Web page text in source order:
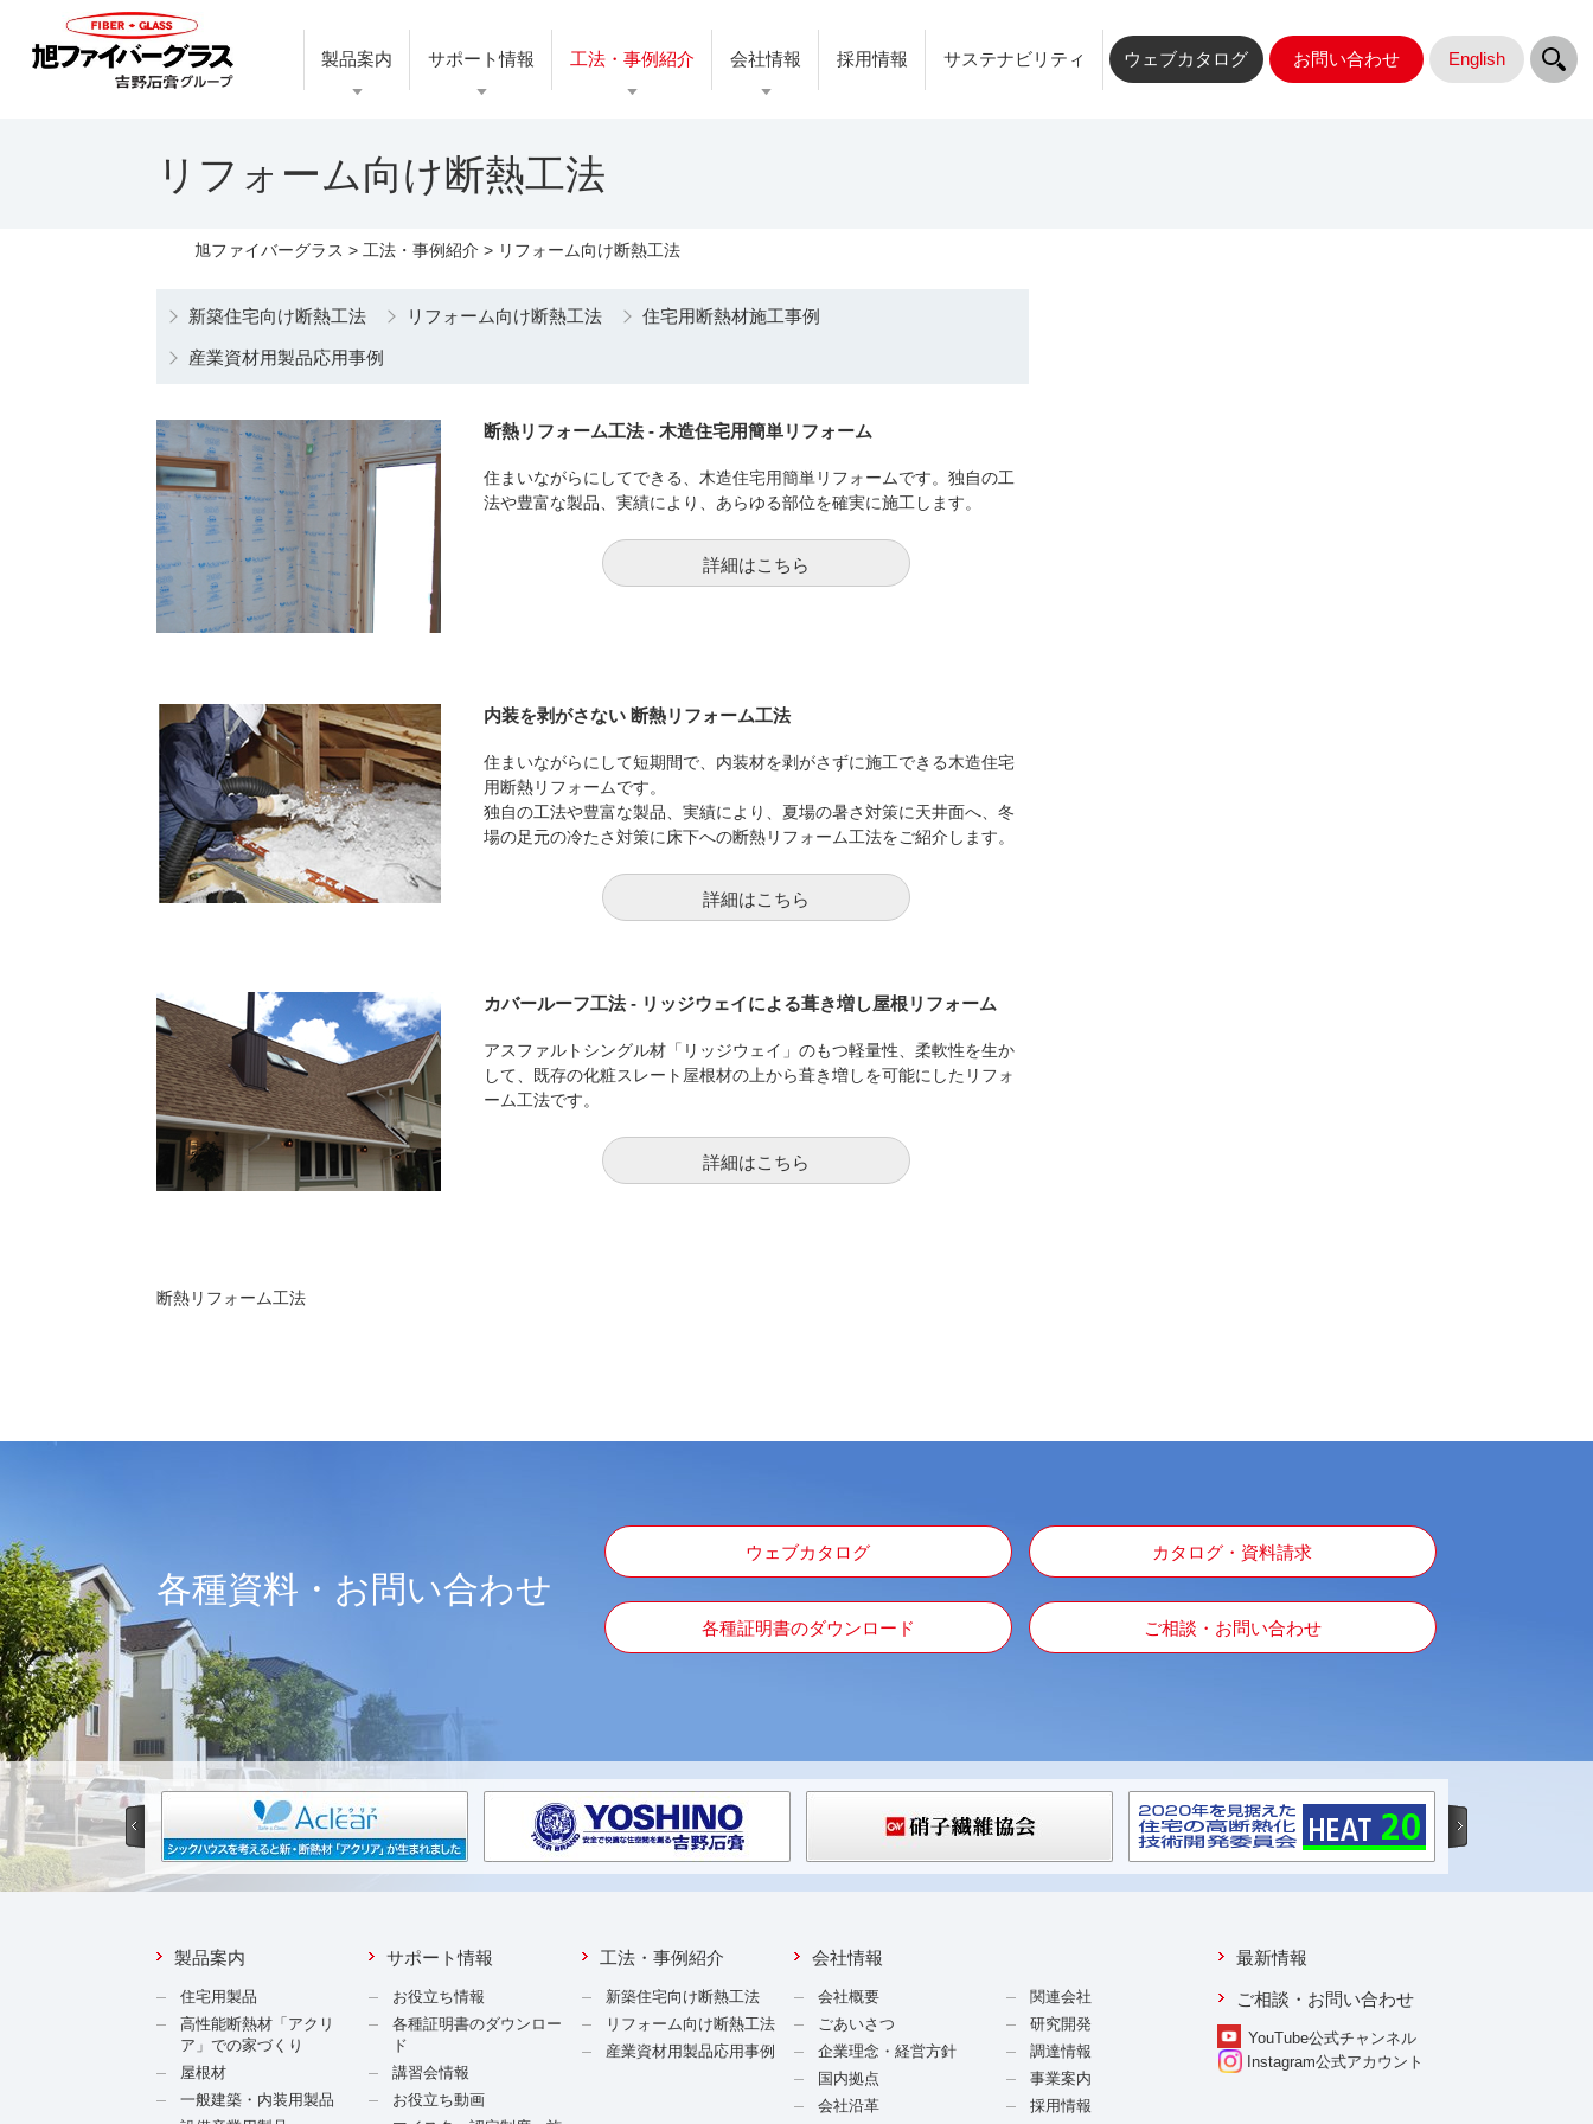
製品案内 サポート情報 工法・事例紹介 会社情報 採用情報 サステナビリティ ウェブカタログ お問い合わせ English
リフォーム向け断熱工法
旭ファイバーグラス > 工法・事例紹介 > リフォーム向け断熱工法
新築住宅向け断熱工法 リフォーム向け断熱工法 住宅用断熱材施工事例
産業資材用製品応用事例
断熱リフォーム工法 - 木造住宅用簡単リフォーム
住まいながらにしてできる、木造住宅用簡単リフォームです。独自の工
法や豊富な製品、実績により、あらゆる部位を確実に施工します。
詳細はこちら
内装を剥がさない 断熱リフォーム工法
住まいながらにして短期間で、内装材を剥がさずに施工できる木造住宅
用断熱リフォームです。
独自の工法や豊富な製品、実績により、夏場の暑さ対策に天井面へ、冬
場の足元の冷たさ対策に床下への断熱リフォーム工法をご紹介します。
詳細はこちら
カバールーフ工法 - リッジウェイによる葺き増し屋根リフォーム
アスファルトシングル材「リッジウェイ」のもつ軽量性、柔軟性を生か
して、既存の化粧スレート屋根材の上から葺き増しを可能にしたリフォ
ーム工法です。
詳細はこちら
断熱リフォーム工法
各種資料・お問い合わせ
ウェブカタログ カタログ・資料請求
各種証明書のダウンロード ご相談・お問い合わせ
製品案内
住宅用製品
高性能断熱材「アクリ
ア」での家づくり
屋根材
一般建築・内装用製品
サポート情報
お役立ち情報
各種証明書のダウンロー
ド
講習会情報
お役立ち動画
工法・事例紹介
新築住宅向け断熱工法
リフォーム向け断熱工法
産業資材用製品応用事例
会社情報
会社概要
ごあいさつ
企業理念・経営方針
国内拠点
会社沿革
関連会社
研究開発
調達情報
事業案内
採用情報
最新情報
ご相談・お問い合わせ
YouTube公式チャンネル
Instagram公式アカウント